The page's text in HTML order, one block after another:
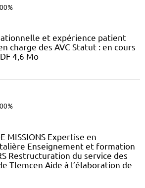
et expérience patient
charge des AVC Statut : en cours
4,6 Mo
MISSIONS Expertise en
Enseignement et formation
Restructuration du service des
Tlemcen Aide à l’élaboration de